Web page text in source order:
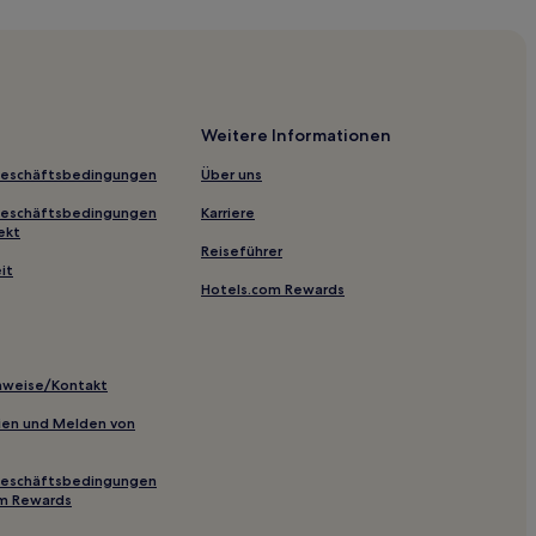
Hotels
Kontakt
und Melden von
Rewards
Weitere Informationen
Über uns
Karriere
Reiseführer
Hotels.com Rewards